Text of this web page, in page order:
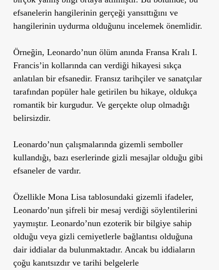
efsanelerin hangilerinin gerçeği yansıttığını ve
hangilerinin uydurma olduğunu incelemek önemlidir.
Örneğin, Leonardo’nun ölüm anında Fransa Kralı I.
Francis’in kollarında can verdiği hikayesi sıkça
anlatılan bir efsanedir. Fransız tarihçiler ve sanatçılar
tarafından popüler hale getirilen bu hikaye, oldukça
romantik bir kurgudur. Ve gerçekte olup olmadığı
belirsizdir.
Leonardo’nun çalışmalarında gizemli semboller
kullandığı, bazı eserlerinde gizli mesajlar olduğu gibi
efsaneler de vardır.
Özellikle Mona Lisatablosundaki gizemli ifadeler,
Leonardo’nun şifreli bir mesaj verdiği söylentilerini
yaymıştır. Leonardo’nun ezoterik bir bilgiye sahip
olduğu veya gizli cemiyetlerle bağlantısı olduğuna
dair iddialar da bulunmaktadır. Ancak bu iddiaların
çoğu kanıtsızdır ve tarihi belgelerle